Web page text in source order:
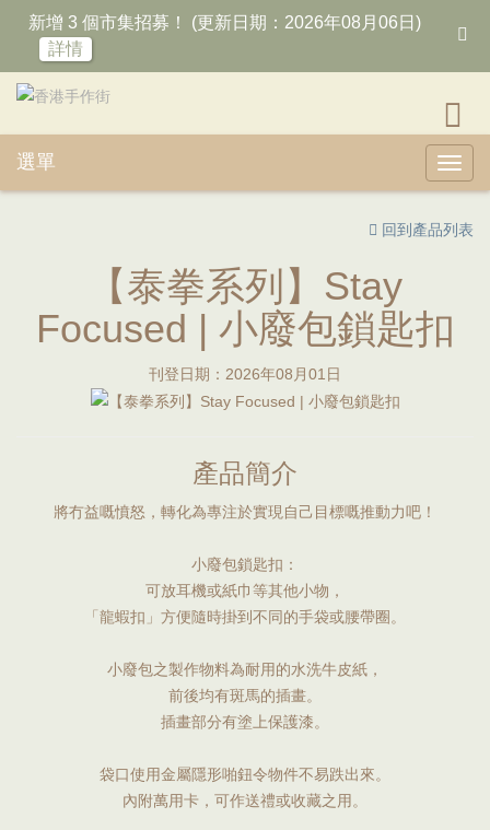
新增 3 個市集招募！ (更新日期：2026年08月06日)
詳情
選單
回到產品列表
【泰拳系列】Stay
Focused | 小廢包鎖匙扣
刊登日期：2026年08月01日
產品簡介
將冇益嘅憤怒，轉化為專注於實現自己目標嘅推動力吧！
小廢包鎖匙扣：
可放耳機或紙巾等其他小物，
「龍蝦扣」方便隨時掛到不同的手袋或腰帶圈。
小廢包之製作物料為耐用的水洗牛皮紙，
前後均有斑馬的插畫。
插畫部分有塗上保護漆。
袋口使用金屬隱形啪鈕令物件不易跌出來。
內附萬用卡，可作送禮或收藏之用。